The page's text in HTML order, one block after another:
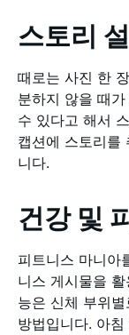
스토리
때로는 사진 한
분하지 않을 때
수 있다고 해서
캡션에 스토리를
니다.
건강 및
피트니스 마니아
니스 게시물을
능은 신체 부위
방법입니다. 아